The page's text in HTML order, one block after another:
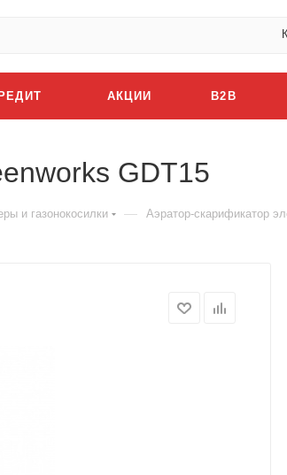
АКЦИИ B2B
GDT15
и газонокосилки — Аэратор-скарификатор